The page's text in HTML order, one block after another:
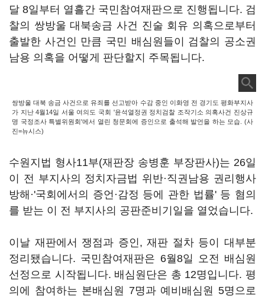
달 8일부터 열흘간 국민참여재판으로 진행됩니다. 검
찰의 쌍방울 대북송금 사건 진술 회유 의혹으로부터
출발한 사건인 만큼 국민 배심원들이 검찰의 공소권
남용 의혹을 어떻게 판단할지 주목됩니다.
쌍방울 대북 송금 사건으로 유죄를 선고받아 수감 중인 이화영 전 경기도 평화부지사
가 지난 4월14일 서울 여의도 국회 '윤석열정권 정치검찰 조작기소 의혹사건 진상규
명 국정조사 특별위원회'에서 열린 청문회에 증인으로 출석해 발언을 하는 모습. (사
진=뉴시스)
수원지법 형사11부(재판장 송병훈 부장판사)는 26일
이 전 부지사의 정치자금법 위반·직권남용 권리행사
방해·'국회에서의 증언·감정 등에 관한 법률' 등 혐의
를 받는 이 전 부지사의 공판준비기일을 열었습니다.
이날 재판에서 쟁점과 증인, 재판 절차 등이 대부분
정리됐습니다. 국민참여재판은 6월8일 오전 배심원
선정으로 시작됩니다. 배심원단은 총 12명입니다. 평
의에 참여하는 본배심원 7명과 예비배심원 5명으로